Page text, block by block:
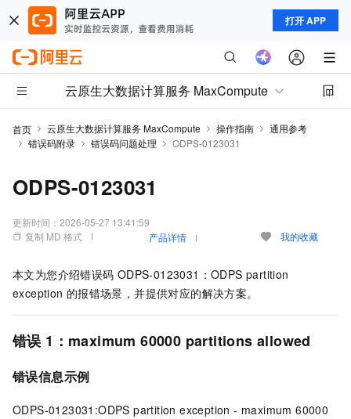
打开 APP
云原生大数据计算服务 MaxCompute
首页 云原生大数据计算服务 MaxCompute 操作指南
通用参考
错误码附录
错误码问题处理 ODPS-0123031
ODPS-0123031
更新时间： 2026-05-27 13:41:59
复制 MD 格式
产品详情 我的收藏
本文为您介绍错误码 ODPS-0123031：ODPS partition
exception 的报错场景，并提供对应的解决方案。
错误 1：maximum 60000 partitions allowed
错误信息示例
ODPS-0123031:ODPS partition exception - maximum 60000